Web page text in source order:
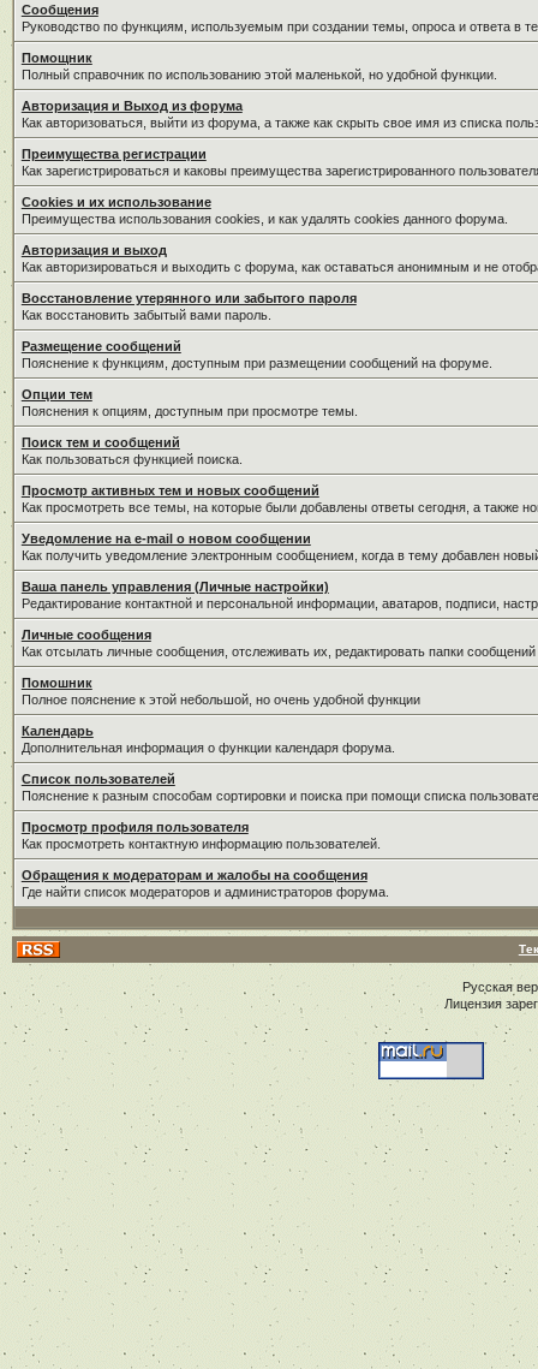
Сообщения
Руководство по функциям, используемым при создании темы, опроса и ответа в
Помощник
Полный справочник по использованию этой маленькой, но удобной функции.
Авторизация и Выход из форума
Как авторизоваться, выйти из форума, а также как скрыть свое имя из списка
Преимущества регистрации
Как зарегистрироваться и каковы преимущества зарегистрированного
Cookies и их использование
Преимущества использования cookies, и как удалять cookies данного форума.
Авторизация и выход
Как авторизироваться и выходить с форума, как оставаться анонимным и не
Восстановление утерянного или забытого пароля
Как восстановить забытый вами пароль.
Размещение сообщений
Пояснение к функциям, доступным при размещении сообщений на форуме.
Опции тем
Пояснения к опциям, доступным при просмотре темы.
Поиск тем и сообщений
Как пользоваться функцией поиска.
Просмотр активных тем и новых сообщений
Как просмотреть все темы, на которые были добавлены ответы сегодня, а также
Уведомление на е-mail о новом сообщении
Как получить уведомление электронным сообщением, когда в тему добавлен
Ваша панель управления (Личные настройки)
Редактирование контактной и персональной информации, аватаров, подписи,
Личные сообщения
Как отсылать личные сообщения, отслеживать их, редактировать папки
Помошник
Полное пояснение к этой небольшой, но очень удобной функции
Календарь
Дополнительная информация о функции календаря форума.
Список пользователей
Пояснение к разным способам сортировки и поиска при помощи списка
Просмотр профиля пользователя
Как просмотреть контактную информацию пользователей.
Обращения к модераторам и жалобы на сообщения
Где найти список модераторов и администраторов форума.
Русская
Лицензия